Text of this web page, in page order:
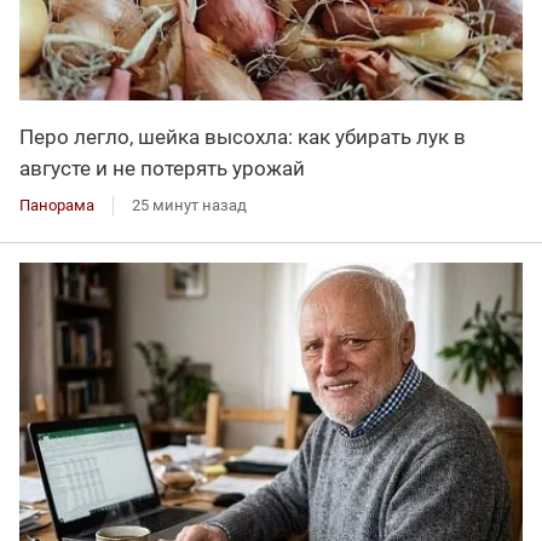
Перо легло, шейка высохла: как убирать лук в
августе и не потерять урожай
Панорама 25 минут назад